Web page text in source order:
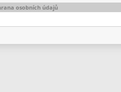
osobních údajů